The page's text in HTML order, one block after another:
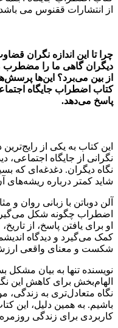
از انتشارات ققنوس می
چرا تا این اندازه نگران
دیگران گاهی ما را مضطرب
از بین می‌برد؟ این‌ها
کتاب اضطراب جایگاه
پاسخ می‌دهد.
این کتاب به یکی از
نگرانی از جایگاه
نگاه دیگران. دغدغه‌ای که
شاید کمتر درباره ریشه‌های
آلن دوباتن با زبانی روان
اضطراب چگونه شکل
او برای یافتن پاسخ، از
کمک می‌گیرد و دیدگاه
شکست و معنای واقعی
نویسنده تنها به بیان مشکل
الهام‌بخش برای کاهش این
نگاه متعادل‌تری به زندگی،
باشیم. به همین دلیل، این
کاربردی برای زندگی